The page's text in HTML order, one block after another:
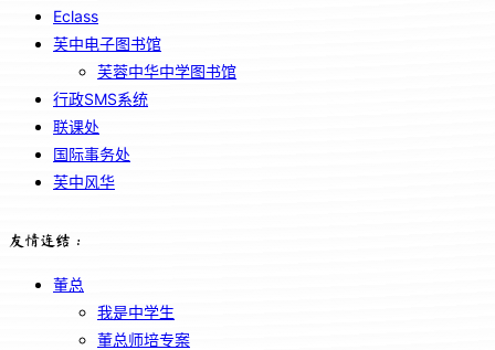
Eclass
芙中电子图书馆
芙蓉中华中学图书馆
行政SMS系统
联课处
国际事务处
芙中风华
友情连结：
董总
我是中学生
董总师培专案